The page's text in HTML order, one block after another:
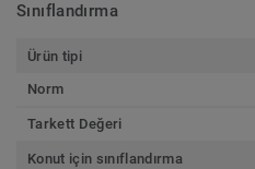
Sınıflandırma
Ürün tipi
Norm
Tarkett Değeri
Konut için sınıflandırma